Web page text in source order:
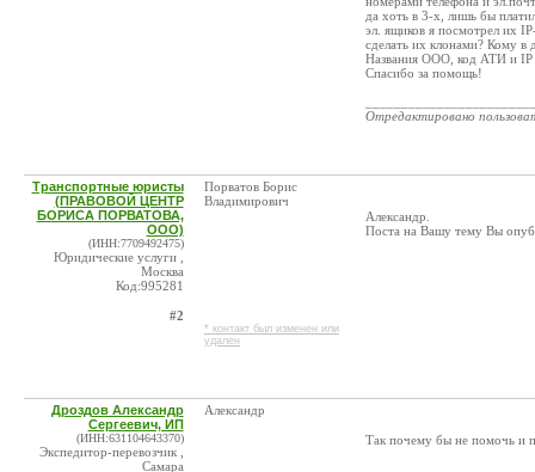
да хоть в 3-х, лишь бы
эл. ящиков я посмотрел их
сделать их клонами? Кому в
Названия ООО, код АТИ и IP
Спасибо за помощь!
Отредактировано
Транспортные юристы
(ПРАВОВОЙ ЦЕНТР
БОРИСА ПОРВАТОВА,
ООО)
(ИНН:7709492475)
Юридические услуги ,
Москва
Код:995281
#2
Порватов Борис
Владимирович
* контакт был изменен или
удален
Александр.
Поста на Вашу тему Вы
Дроздов Александр
Сергеевич, ИП
(ИНН:631104643370)
Экспедитор-перевозчик ,
Самара
Александр
Так почему бы не помочь и